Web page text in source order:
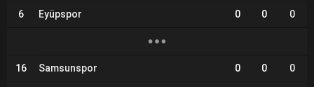
6 Eyüpspor 0 0 0
16 Samsunspor 0 0 0